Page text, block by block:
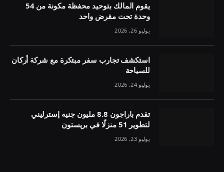
يقوم المالك بتوحيد محفظة مكونة من 54
وحدة تحت مقرض واحد
يوليو 26, 2026
استكشف تجارب سفر مبتكرة مع شركة أركان
للسياحة
يوليو 24, 2026
تقدم باراجون 8.8 مليون جنيه إسترليني
لتطوير 51 منزلًا في بريستون
يوليو 23, 2026